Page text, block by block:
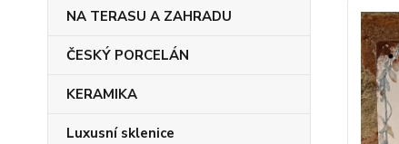
NA TERASU A ZAHRADU
ČESKÝ PORCELÁN
KERAMIKA
Luxusní sklenice